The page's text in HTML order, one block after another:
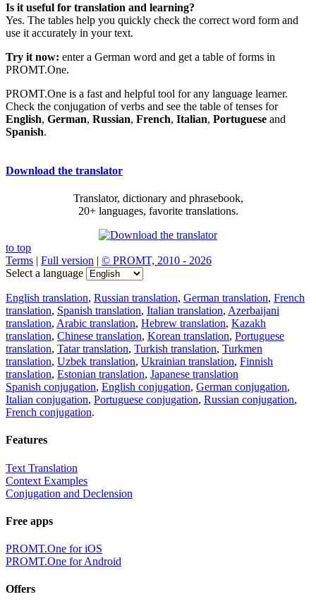
Is it useful for translation and learning?
Yes. The tables help you quickly check the correct word form and
use it accurately in your text.
Try it now: enter a German word and get a table of forms in
PROMT.One.
PROMT.One is a fast and helpful tool for any language learner.
Check the conjugation of verbs and see the table of tenses for
English, German, Russian, French, Italian, Portuguese and
Spanish.
Download the translator
Translator, dictionary and phrasebook,
20+ languages, favorite translations.
to top
Terms | Full version | © PROMT, 2010 - 2026
Select a language
English translation, Russian translation, German translation, French
translation, Spanish translation, Italian translation, Azerbaijani
translation, Arabic translation, Hebrew translation, Kazakh
translation, Chinese translation, Korean translation, Portuguese
translation, Tatar translation, Turkish translation, Turkmen
translation, Uzbek translation, Ukrainian translation, Finnish
translation, Estonian translation, Japanese translation
Spanish conjugation, English conjugation, German conjugation,
Italian conjugation, Portuguese conjugation, Russian conjugation,
French conjugation.
Features
Text Translation
Context Examples
Conjugation and Declension
Free apps
PROMT.One for iOS
PROMT.One for Android
Offers